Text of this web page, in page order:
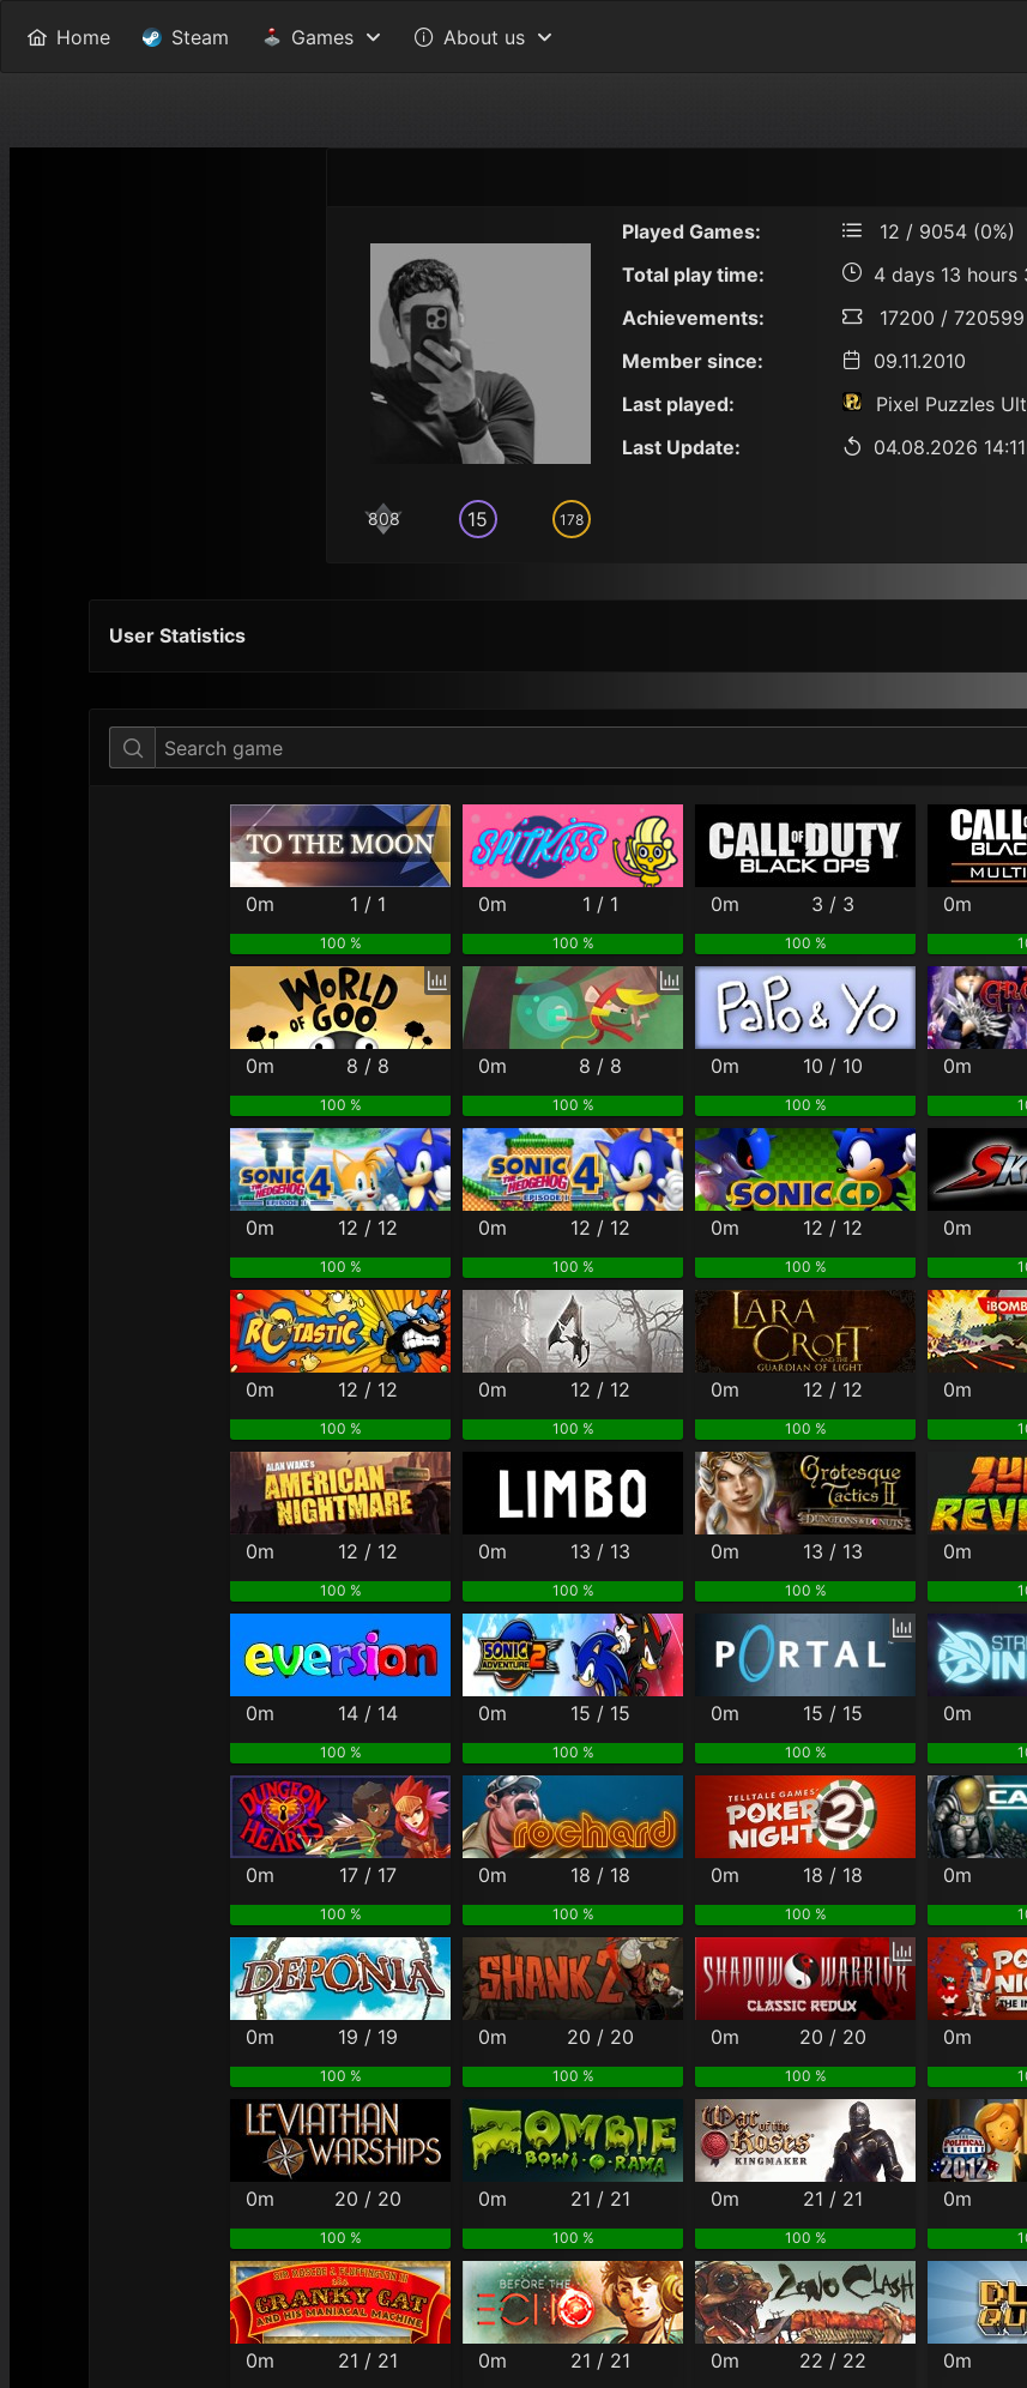
Home Steam Games About us
808 15 178
Played Games:
12 / 9054 (0%)
Total play time:
4 days 13 hours
Achievements:
17200 / 720599
Member since:
09.11.2010
Last played:
Pixel Puzzles
Last Update:
04.08.2026
User Statistics
Per Weekday Per Hour
0m 1 / 1
100 %
0m 1 / 1
100 %
0m 3 / 3
100 %
0m
0m 8 / 8
100 %
0m 8 / 8
100 %
0m 10 / 10
100 %
0m
0m 12 / 12
100 %
0m 12 / 12
100 %
0m 12 / 12
100 %
0m
0m 12 / 12
100 %
0m 12 / 12
100 %
0m 12 / 12
100 %
0m
0m 12 / 12
100 %
0m 13 / 13
100 %
0m 13 / 13
100 %
0m
0m 14 / 14
100 %
0m 15 / 15
100 %
0m 15 / 15
100 %
0m
0m 17 / 17
100 %
0m 18 / 18
100 %
0m 18 / 18
100 %
0m
0m 19 / 19
100 %
0m 20 / 20
100 %
0m 20 / 20
100 %
0m
0m 20 / 20
100 %
0m 21 / 21
100 %
0m 21 / 21
100 %
0m
0m 21 / 21 0m 21 / 21 0m 22 / 22 0m